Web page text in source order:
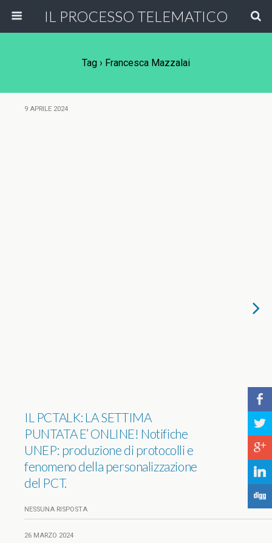
IL PROCESSO TELEMATICO
Tag › Francesca Mazzalai
9 APRILE 2024
IL PCTALK: LA SETTIMA
PUNTATA E’ ONLINE! Notifiche
UNEP: produzione di protocolli e
fenomeno della personalizzazione
del PCT.
NESSUNA RISPOSTA
26 MARZO 2024
b
a
c
j
F